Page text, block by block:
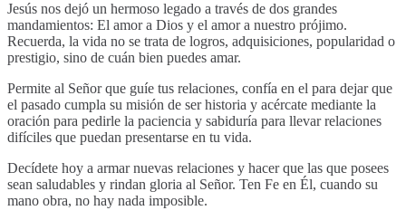
Jesús nos dejó un hermoso legado a través de dos grandes
mandamientos: El amor a Dios y el amor a nuestro prójimo.
Recuerda, la vida no se trata de logros, adquisiciones, popularidad o
prestigio, sino de cuán bien puedes amar.
Permite al Señor que guíe tus relaciones, confía en el para dejar que
el pasado cumpla su misión de ser historia y acércate mediante la
oración para pedirle la paciencia y sabiduría para llevar relaciones
difíciles que puedan presentarse en tu vida.
Decídete hoy a armar nuevas relaciones y hacer que las que posees
sean saludables y rindan gloria al Señor. Ten Fe en Él, cuando su
mano obra, no hay nada imposible.